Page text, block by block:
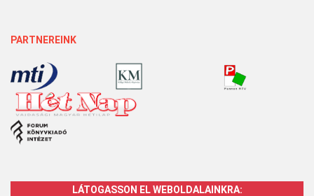
PARTNEREINK
LÁTOGASSON EL WEBOLDALAINKRA: